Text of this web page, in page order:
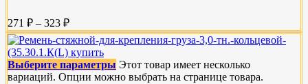
271 ₽ – 323 ₽
Выберите параметры Этот товар имеет несколько
вариаций. Опции можно выбрать на странице товара.